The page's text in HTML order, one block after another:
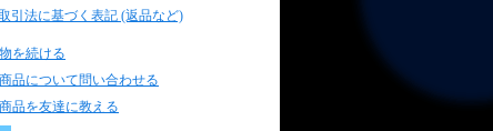
引法に基づく表記 (返品など)
を続ける
品について問い合わせる
品を友達に教える